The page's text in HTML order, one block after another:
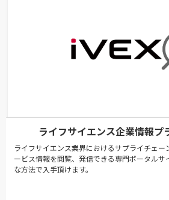
ライフサイエンス企業情報プ
ライフサイエンス業界におけるサプライチェ
ービス情報を閲覧、発信できる専門ポータルサ
な方法で入手頂けます。